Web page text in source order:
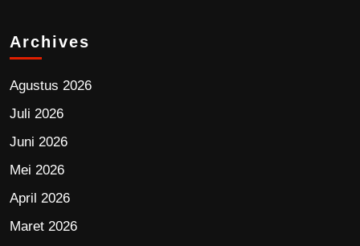
Archives
Agustus 2026
Juli 2026
Juni 2026
Mei 2026
April 2026
Maret 2026